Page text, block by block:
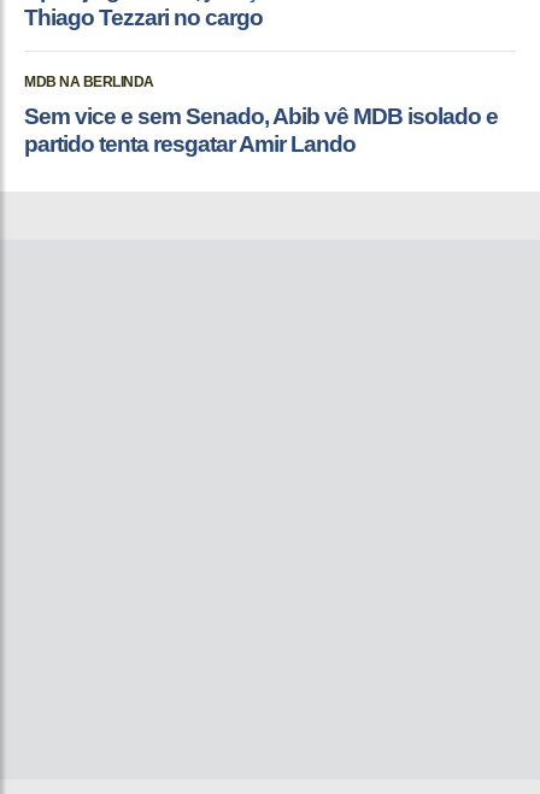
Thiago Tezzari no cargo
MDB NA BERLINDA
Sem vice e sem Senado, Abib vê MDB isolado e
partido tenta resgatar Amir Lando